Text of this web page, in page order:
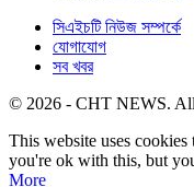
সিএইচটি নিউজ সম্পর্কে
যোগাযোগ
সব খবর
© 2026 - CHT NEWS. All
This website uses
you're ok with this, but
More